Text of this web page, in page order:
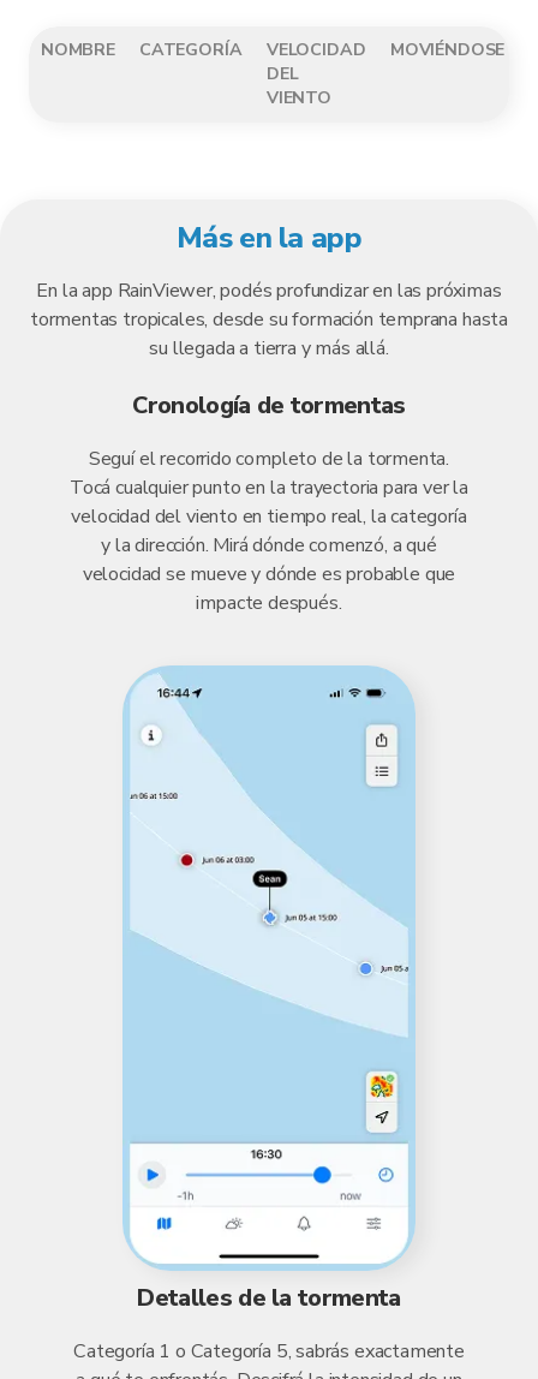
NOMBRE CATEGORÍA
VELOCIDAD
DEL
VIENTO
MOVIÉNDOSE
Más en la app
En la app RainViewer, podés profundizar en las próximas
tormentas tropicales, desde su formación temprana hasta
su llegada a tierra y más allá.
Cronología de tormentas
Seguí el recorrido completo de la tormenta.
Tocá cualquier punto en la trayectoria para ver la
velocidad del viento en tiempo real, la categoría
y la dirección. Mirá dónde comenzó, a qué
velocidad se mueve y dónde es probable que
impacte después.
Detalles de la tormenta
Categoría 1 o Categoría 5, sabrás exactamente